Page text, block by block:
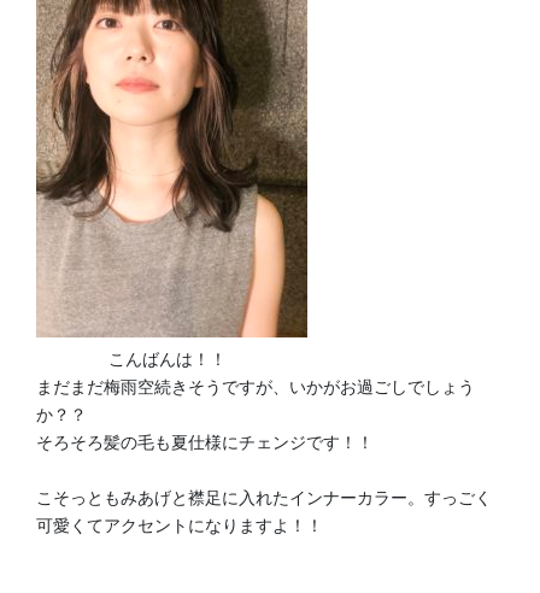
こんばんは！！
まだまだ梅雨空続きそうですが、いかがお過ごしでしょう
か？？
そろそろ髪の毛も夏仕様にチェンジです！！
こそっともみあげと襟足に入れたインナーカラー。すっごく
可愛くてアクセントになりますよ！！